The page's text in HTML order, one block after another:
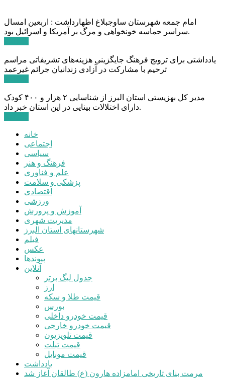
امام جمعه شهرستان ساوجبلاغ اظهارداشت : اربعین امسال
سراسر حماسه خونخواهی و مرگ بر آمریکا و اسرائیل بود.
یادداشتی برای ترویج فرهنگ جایگزینی هزینه‌های تشریفاتی مراسم
ترحیم با مشارکت در آزادی زندانیان جرائم غیرعمد
مدیر کل بهزیستی استان البرز از شناسایی ۲ هزار و ۴۰۰ کودک
دارای اختلالات بینایی در این استان خبر داد.
خانه
اجتماعی
سیاسی
فرهنگ و هنر
علم و فناوری
پزشکی و سلامت
اقتصادی
ورزشی
آموزش و پرورش
مدیریت شهری
شهرستانهای استان البرز
فیلم
عکس
پیوندها
آنلاین
جدول لیگ برتر
ارز
قیمت طلا و سکه
بورس
قیمت خودرو داخلی
قیمت خودرو خارجی
قیمت تلویزیون
قیمت تبلت
قیمت موبایل
یادداشت
مرمت بنای تاریخی امامزاده هارون (ع) طالقان آغاز شد